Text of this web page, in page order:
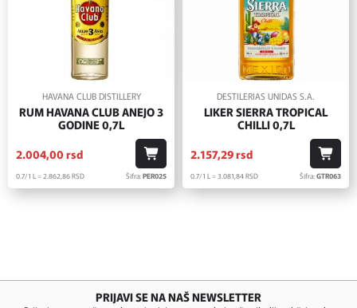
HAVANA CLUB DISTILLERY
RUM HAVANA CLUB ANEJO 3
GODINE 0,7L
2.004,00 rsd
0.7/1 L = 2.862,86RSD Šifra:PER025
DESTILERIAS UNIDAS S.A.
LIKER SIERRA TROPICAL
CHILLI 0,7L
2.157,29rsd
0.7/1 L = 3.081,84RSD Šifra:GTR063
PRIJAVI SE NA NAŠ NEWSLETTER